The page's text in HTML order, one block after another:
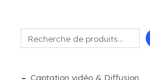
Captation vidéo & Diffusion